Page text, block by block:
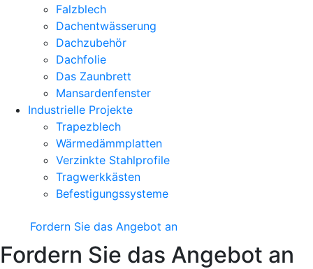
Falzblech
Dachentwässerung
Dachzubehör
Dachfolie
Das Zaunbrett
Mansardenfenster
Industrielle Projekte
Trapezblech
Wärmedämmplatten
Verzinkte Stahlprofile
Tragwerkkästen
Befestigungssysteme
Fordern Sie das Angebot an
Fordern Sie das Angebot an